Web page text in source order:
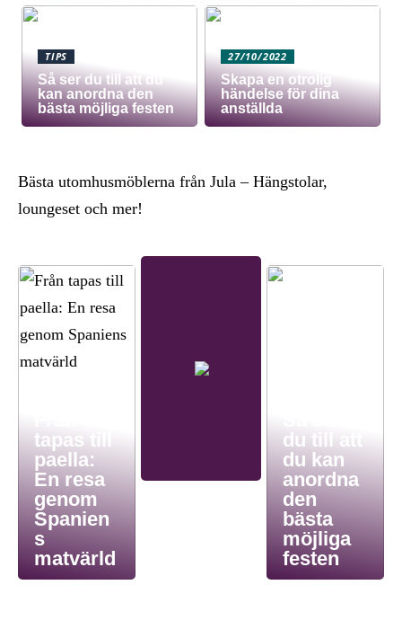
TIPS
Så ser du till att du
kan anordna den
bästa möjliga festen
27/10/2022
Skapa en otrolig
händelse för dina
anställda
Bästa utomhusmöblerna från Jula – Hängstolar,
loungeset och mer!
tapas till
paella:
En resa
genom
Spanien
s
matvärld
du till att
du kan
anordna
den
bästa
möjliga
festen